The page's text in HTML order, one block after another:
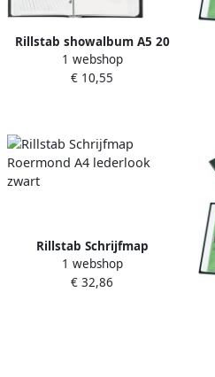
Rillstab showalbum A5 20
tassen
1 webshop
€ 10,55
Rillstab Schrijfmap
Roermond A4 lederlook
zwart
1 webshop
€ 32,86